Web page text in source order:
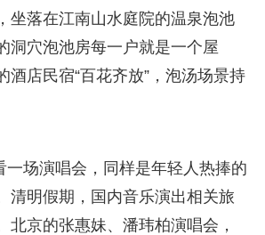
坐落在江南山水庭院的温泉泡池
洞穴泡池房每一户就是一个屋
店民宿“百花齐放”，泡汤场景持
一场演唱会，同样是年轻人热捧的
清明假期，国内音乐演出相关旅
北京的张惠妹、潘玮柏演唱会，